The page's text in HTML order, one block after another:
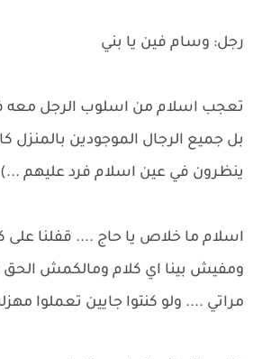
رجل: وسام فين يا بني
تعجب اسلام من اسلوب الرجل معه
بل جميع الرجال الموجودين بالمنزل
ينظرون في عين اسلام فرد عليهم ...)
اسلام ما خلاص يا حاج .... قفلنا على
ومفيش بينا اي كلام ومالكمش الحق
مراتي .... ولو كنتوا جايين تعملوا